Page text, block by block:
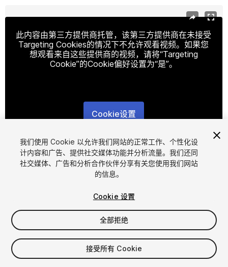
此内容由第三方提供商托管，该第三方提供商在未接受
Targeting Cookies的情况下不允许观看视频。如果您
想观看来自这些提供商的视频，请将“Targeting
Cookie”的Cookie偏好设置为“是”。
Cookie设置
1/11
$7.99
增值税将在结算时计算
我们使用 Cookie 以允许我们网站的正常工作、个性化设
计内容和广告、提供社交媒体功能并分析流量。我们还同
社交媒体、广告和分析合作伙伴分享有关您使用我们网站
的信息。
Cookie 设置
全部拒绝
接受所有 Cookie